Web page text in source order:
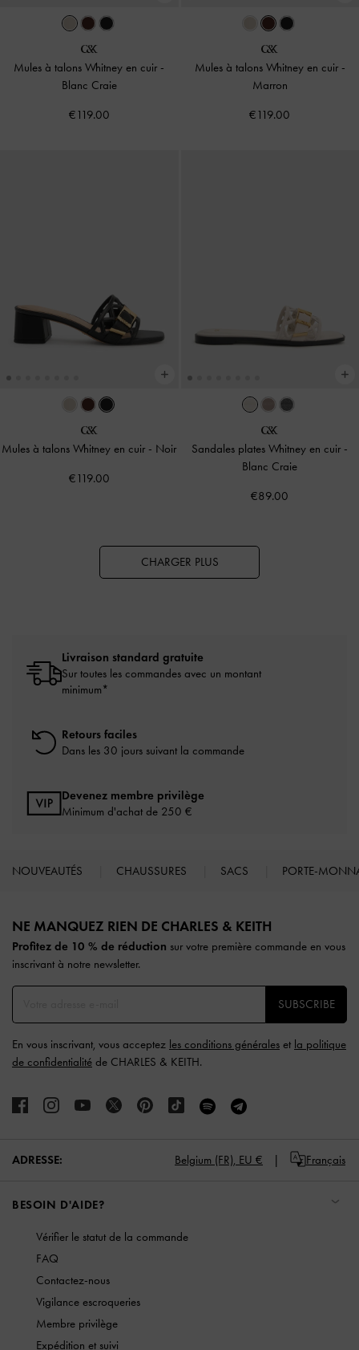
Mules à talons Whitney en cuir -
Blanc Craie
€119.00
Mules à talons Whitney en cuir -
Marron
€119.00
Mules à talons Whitney en cuir - Noir
€119.00
Sandales plates Whitney en cuir -
Blanc Craie
€89.00
CHARGER PLUS
Livraison standard gratuite
Sur toutes les commandes avec un montant
minimum*
Retours faciles
Dans les 30 jours suivant la commande
Devenez membre privilège
Minimum d'achat de 250 €
NOUVEAUTÉS CHAUSSURES SACS PORTE-
NE MANQUEZ RIEN DE CHARLES & KEITH​​
Profitez de 10 % de réduction sur votre première commande en vous
inscrivant à notre newsletter.
SUBSCRIBE
En vous inscrivant, vous acceptez les conditions générales et la politique
de confidentialité de CHARLES & KEITH.
ADRESSE: Belgium (FR), EU € Français
BESOIN D'AIDE?
Vérifier le statut de la commande
FAQ
Contactez-nous
Vigilance escroqueries
Membre privilège
Expédition et suivi